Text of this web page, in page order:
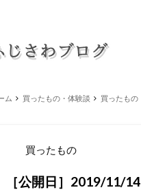
ム 買ったもの・体験談 買ったもの
買ったもの
［公開日］2019/11/14